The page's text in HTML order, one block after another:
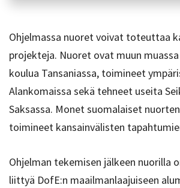
Ohjelmassa nuoret voivat toteuttaa
projekteja. Nuoret ovat muun
koulua Tansaniassa, toimineet
Alankomaissa sekä tehneet useita
Saksassa. Monet suomalaiset
toimineet kansainvälisten
Ohjelman tekemisen jälkeen nuorilla
liittyä DofE:n maailmanlaajuiseen